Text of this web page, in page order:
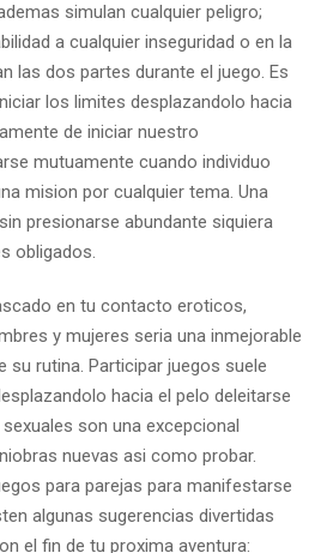
simulan cualquier peligro;
a cualquier inseguridad o en la
las dos partes durante el juego. Es
los limites desplazandolo hacia
de iniciar nuestro
mutuamente cuando individuo
mision por cualquier tema. Una
presionarse abundante siquiera
obligados.
en tu contacto eroticos,
y mujeres seri­a una inmejorable
rutina. Participar juegos suele
hacia el pelo deleitarse
son una excepcional
nuevas asi­ como probar.
para parejas para manifestarse
algunas sugerencias divertidas
el fin de tu proxima aventura: